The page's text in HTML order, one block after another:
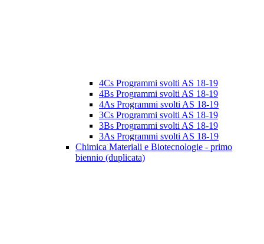
4Cs Programmi svolti AS 18-19
4Bs Programmi svolti AS 18-19
4As Programmi svolti AS 18-19
3Cs Programmi svolti AS 18-19
3Bs Programmi svolti AS 18-19
3As Programmi svolti AS 18-19
Chimica Materiali e Biotecnologie - primo
biennio (duplicata)